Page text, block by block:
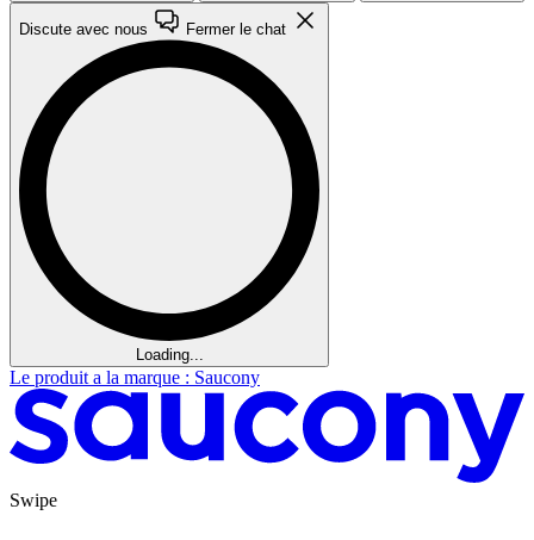
Discute avec nous Fermer le chat
Loading...
Le produit a la marque : Saucony
Swipe